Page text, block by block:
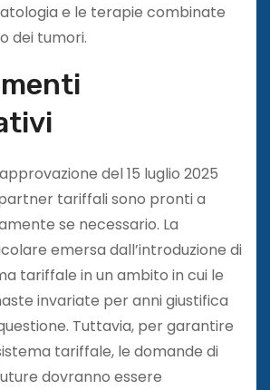
e le terapie combinate
dei tumori.
del 15 luglio 2025
tariffali sono pronti a
se necessario. La
emersa dall’introduzione di
tariffale in un ambito in cui le
invariate per anni giustifica
Tuttavia, per garantire
tariffale, le domande di
dovranno essere